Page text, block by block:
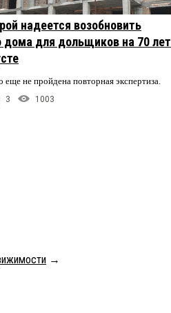
надеется возобновить
дома для дольщиков на 70 лет
не пройдена повторная экспертиза.
3 1003
→